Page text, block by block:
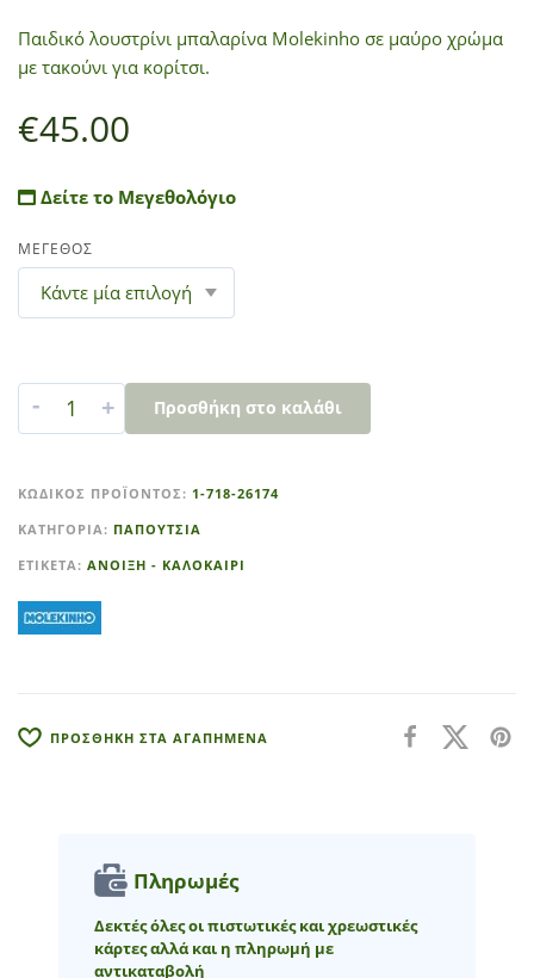
Παιδικό λουστρίνι μπαλαρίνα Molekinho σε μαύρο χρώμα
με τακούνι για κορίτσι.
€45.00
Δείτε το Μεγεθολόγιο
ΜΕΓΕΘΟΣ
- + Προσθήκη στο καλάθι
t
e
r
a
e
ΚΩΔΙΚΌΣ ΠΡΟΪΌΝΤΟΣ: 1-718-26174
ΚΑΤΗΓΟΡΊΑ: ΠΑΠΟΥΤΣΙΑ
ΕΤΙΚΈΤΑ: ΑΝΟΙΞΗ - ΚΑΛΟΚΑΙΡΙ
ΠΡΟΣΘΗΚΗ ΣΤΑ ΑΓΑΠΗΜΕΝΑ
Πληρωμές
Δεκτές όλες οι πιστωτικές και χρεωστικές
κάρτες αλλά και η πληρωμή με
αντικαταβολή